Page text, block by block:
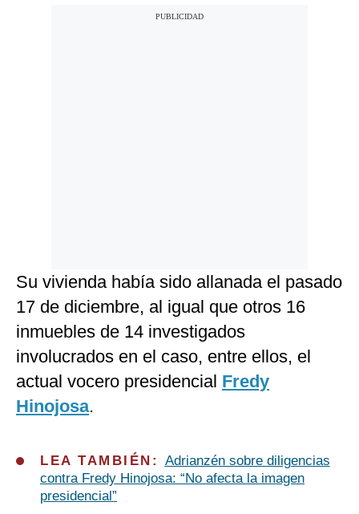
Su vivienda había sido allanada el pasado
17 de diciembre, al igual que otros 16
inmuebles de 14 investigados
involucrados en el caso, entre ellos, el
actual vocero presidencial Fredy
Hinojosa.
LEA TAMBIÉN: Adrianzén sobre diligencias
contra Fredy Hinojosa: “No afecta la imagen
presidencial”